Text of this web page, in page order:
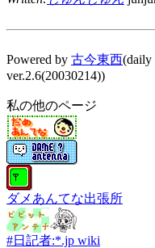
Powered by 古今東西(daily
ver.2.6(20030214))
私の他のページ
ダメあんてな出張所
#日記者:*.jp wiki